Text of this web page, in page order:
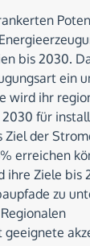
bis 2030.
ein
wird ihr
für
Ziel der
erreichen
ihre Ziele bis
zu
geeignete